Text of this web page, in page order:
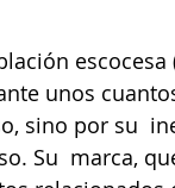
escocesa
unos
sino por su
Su  marca,